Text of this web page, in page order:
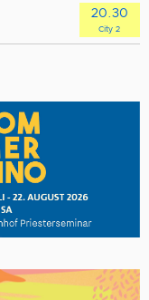
20.30
City 2